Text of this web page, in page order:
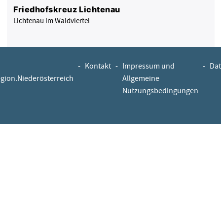
Friedhofskreuz Lichtenau
Lichtenau im Waldviertel
- Kontakt - Impressum und
Allgemeine
Nutzungsbedingungen
-